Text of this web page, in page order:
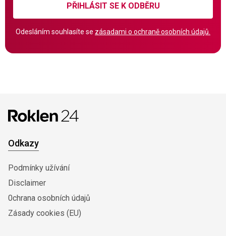
PŘIHLÁSIT SE K ODBĚRU
Odesláním souhlasíte se zásadami o ochraně osobních údajů.
Odkazy
Podmínky užívání
Disclaimer
0chrana osobních údajů
Zásady cookies (EU)